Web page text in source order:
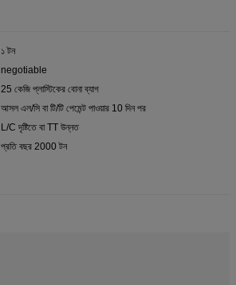
১ টন
negotiable
25 কেজি প্লাস্টিকের বোনা ব্যাগ
আসল এল/সি বা টি/টি পেমেন্ট পাওয়ার 10 দিন পর
L/C দৃষ্টিতে বা TT উন্নত
প্রতি বছর 2000 টন